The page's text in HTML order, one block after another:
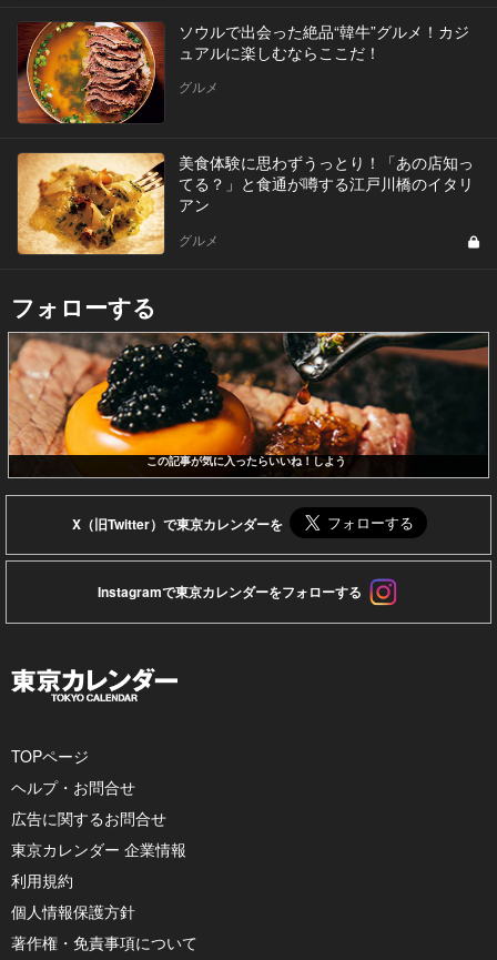
ソウルで出会った絶品“韓牛”グルメ！カジ
ュアルに楽しむならここだ！
グルメ
美食体験に思わずうっとり！「あの店知っ
てる？」と食通が噂する江戸川橋のイタリ
アン
グルメ
フォローする
この記事が気に入ったらいいね！しよう
X（旧Twitter）で東京カレンダーを
Instagramで東京カレンダーをフォローする
TOPページ
ヘルプ・お問合せ
広告に関するお問合せ
東京カレンダー 企業情報
利用規約
個人情報保護方針
著作権・免責事項について